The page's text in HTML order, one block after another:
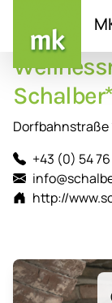
Inhalt
Dorfbahnstraße
+43 (0) 54
http://